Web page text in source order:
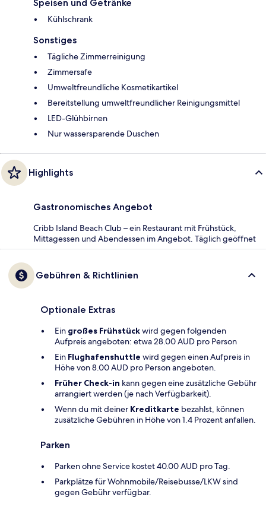
Speisen und Getränke
Kühlschrank
Sonstiges
Tägliche Zimmerreinigung
Zimmersafe
Umweltfreundliche Kosmetikartikel
Bereitstellung umweltfreundlicher Reinigungsmittel
LED-Glühbirnen
Nur wassersparende Duschen
Highlights
Gastronomisches Angebot
Cribb Island Beach Club – ein Restaurant mit Frühstück,
Mittagessen und Abendessen im Angebot. Täglich geöffnet
Gebühren & Richtlinien
Optionale Extras
Ein großes Frühstückwird gegen folgenden
Aufpreis angeboten: etwa 28.00 AUD pro Person
Ein Flughafenshuttle wird gegen einen Aufpreis in
Höhe von 8.00 AUD pro Person angeboten.
Früher Check-in kann gegen eine zusätzliche Gebühr
arrangiert werden (je nach Verfügbarkeit).
Wenn du mit deiner Kreditkarte bezahlst, können
zusätzliche Gebühren in Höhe von 1.4 Prozent anfallen.
Parken
Parken ohne Service kostet 40.00 AUD pro Tag.
Parkplätze für Wohnmobile/Reisebusse/LKW sind
gegen Gebühr verfügbar.